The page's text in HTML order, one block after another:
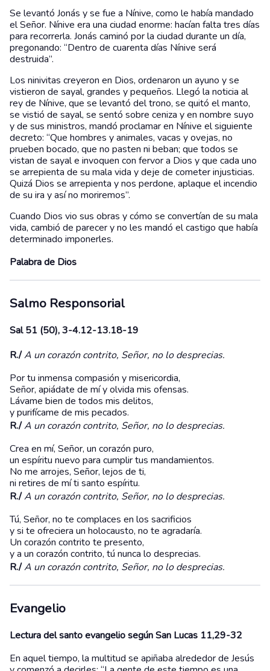
Se levantó Jonás y se fue a Nínive, como le había mandado
el Señor. Nínive era una ciudad enorme: hacían falta tres días
para recorrerla. Jonás caminó por la ciudad durante un día,
pregonando: “Dentro de cuarenta días Nínive será
destruida”.
Los ninivitas creyeron en Dios, ordenaron un ayuno y se
vistieron de sayal, grandes y pequeños. Llegó la noticia al
rey de Nínive, que se levantó del trono, se quitó el manto,
se vistió de sayal, se sentó sobre ceniza y en nombre suyo
y de sus ministros, mandó proclamar en Nínive el siguiente
decreto: “Que hombres y animales, vacas y ovejas, no
prueben bocado, que no pasten ni beban; que todos se
vistan de sayal e invoquen con fervor a Dios y que cada uno
se arrepienta de su mala vida y deje de cometer injusticias.
Quizá Dios se arrepienta y nos perdone, aplaque el incendio
de su ira y así no moriremos”.
Cuando Dios vio sus obras y cómo se convertían de su mala
vida, cambió de parecer y no les mandó el castigo que había
determinado imponerles.
Palabra de Dios
Salmo Responsorial
Sal 51 (50), 3-4.12-13.18-19
R./A un corazón contrito, Señor, no lo desprecias.
Por tu inmensa compasión y misericordia,
Señor, apiádate de mí y olvida mis ofensas.
Lávame bien de todos mis delitos,
y purifícame de mis pecados.
R./A un corazón contrito, Señor, no lo desprecias.
Crea en mí, Señor, un corazón puro,
un espíritu nuevo para cumplir tus mandamientos.
No me arrojes, Señor, lejos de ti,
ni retires de mí ti santo espíritu.
R./A un corazón contrito, Señor, no lo desprecias.
Tú, Señor, no te complaces en los sacrificios
y si te ofreciera un holocausto, no te agradaría.
Un corazón contrito te presento,
y a un corazón contrito, tú nunca lo desprecias.
R./A un corazón contrito, Señor, no lo desprecias.
Evangelio
Lectura del santo evangelio según San Lucas 11,29-32
En aquel tiempo, la multitud se apiñaba alrededor de Jesús